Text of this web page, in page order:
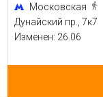
Московская
Дунайский пр., 7к7
Изменен: 26.06